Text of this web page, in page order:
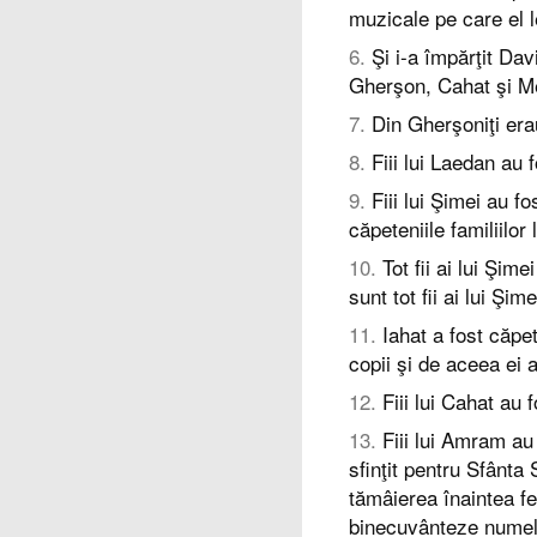
muzicale pe care el
6. Şi i-a împărţit
Gherşon, Cahat şi
7. Din Gherşoniţi
8. Fiii lui Laedan au
9. Fiii lui Şimei au
căpeteniile familiilor
10. Tot fii ai lui
sunt tot fii ai lui
11. Iahat a fost
copii şi de aceea ei
12. Fiii lui Cahat au
13. Fiii lui Amram
sfinţit pentru Sfânta
tămâierea înaintea
binecuvânteze